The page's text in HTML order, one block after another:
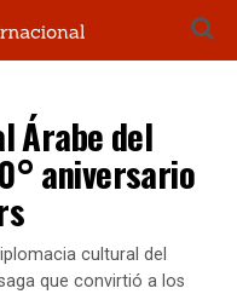
Árabe del
aniversario
cultural del
que convirtió a los